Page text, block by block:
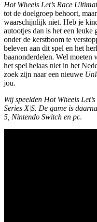
Hot Wheels Let’s Race
tot de doelgroep behoort,
waarschijnlijk niet. Heb je
autootjes dan is het een
onder de kerstboom te
beleven aan dit spel en het
baanonderdelen. Wel moeten
het spel helaas niet in het
zoek zijn naar een nieuwe
jou.
Wij speelden Hot Wheels
Series X|S. De game is
5, Nintendo Switch en pc.